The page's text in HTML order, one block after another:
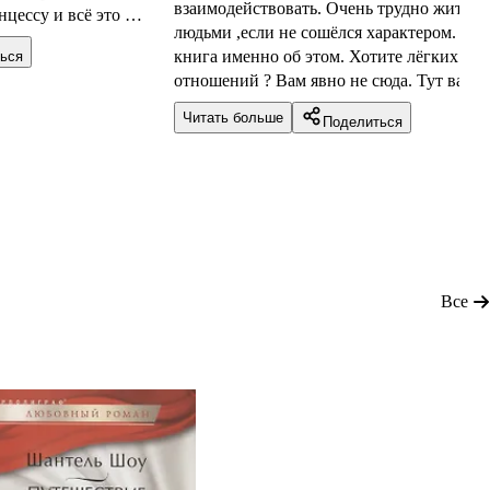
и всё это в
локациях
настоящее
взаимодействовать. Очень трудно жить с
людьми ,если не сошёлся характером. Эта
книга именно об этом. Хотите лёгких
отношений ? Вам явно не сюда. Тут вас
кое-что интереснее.
Читать больше Поделиться
Все